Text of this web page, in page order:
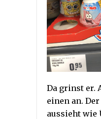
Da grinst er.
einen an. Der
aussieht wie